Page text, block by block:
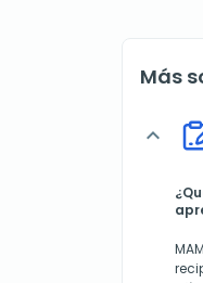
Más
expand_more